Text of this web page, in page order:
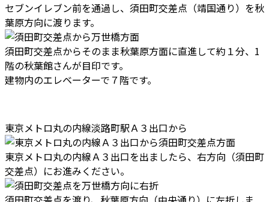
セブンイレブン前を通過し、須田町交差点（靖国通り）を秋
葉原方向に渡ります。
須田町交差点からそのまま秋葉原方面に直進して約１分、1
階の秋葉館さんが目印です。
建物内のエレベーターで７階です。
東京メトロ丸の内線淡路町駅Ａ３出口から
東京メトロ丸の内線Ａ３出口を出ましたら、右方向（須田町
交差点）にお進みください。